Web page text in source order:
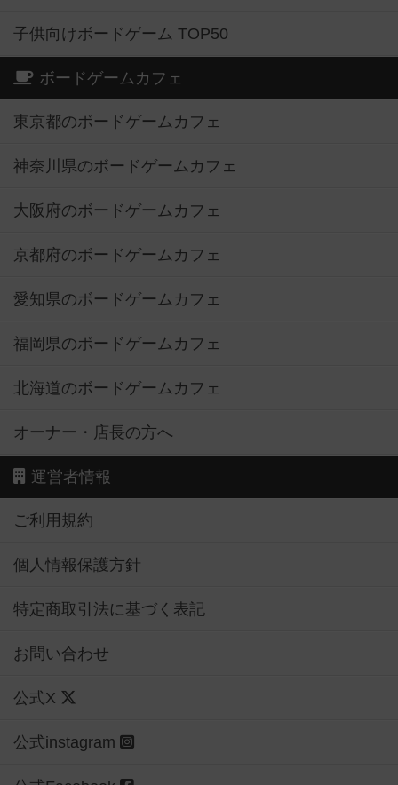
子供向けボードゲーム TOP50
ボードゲームカフェ
東京都のボードゲームカフェ
神奈川県のボードゲームカフェ
大阪府のボードゲームカフェ
京都府のボードゲームカフェ
愛知県のボードゲームカフェ
福岡県のボードゲームカフェ
北海道のボードゲームカフェ
オーナー・店長の方へ
運営者情報
ご利用規約
個人情報保護方針
特定商取引法に基づく表記
お問い合わせ
公式X
公式instagram